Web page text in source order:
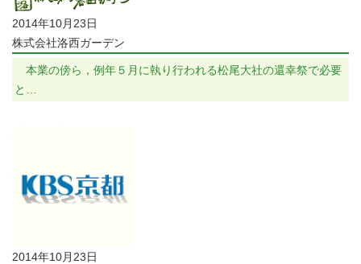
2014年10月23日
株式会社洛西ガーデン
本業の傍ら，例年５月に執り行われる松尾大社の還幸祭で必要
と…
2014年10月23日